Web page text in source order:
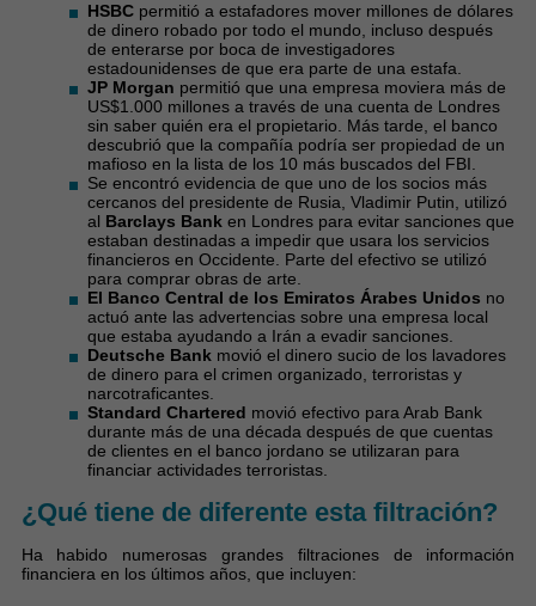
HSBCpermitió a estafadores mover millones de dólares
de dinero robado por todo el mundo, incluso después
de enterarse por boca de investigadores
estadounidenses de que era parte de una estafa.
JP Morgan permitió que una empresa moviera más de
US$1.000 millones a través de una cuenta de Londres
sin saber quién era el propietario. Más tarde, el banco
descubrió que la compañía podría ser propiedad de un
mafioso en la lista de los 10 más buscados del FBI.
Se encontró evidencia de que uno de los socios más
cercanos del presidente de Rusia, Vladimir Putin, utilizó
al Barclays Banken Londres para evitar sanciones que
estaban destinadas a impedir que usara los servicios
financieros en Occidente. Parte del efectivo se utilizó
para comprar obras de arte.
El Banco Central de los Emiratos Árabes Unidos no
actuó ante las advertencias sobre una empresa local
que estaba ayudando a Irán a evadir sanciones.
Deutsche Bankmovió el dinero sucio de los lavadores
de dinero para el crimen organizado, terroristas y
narcotraficantes.
Standard Chartered movió efectivo para Arab Bank
durante más de una década después de que cuentas
de clientes en el banco jordano se utilizaran para
financiar actividades terroristas.
¿Qué tiene de diferente esta filtración?
Ha habido numerosas grandes filtraciones de información
financiera en los últimos años, que incluyen: